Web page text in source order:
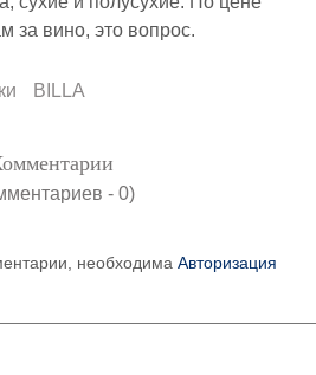
за вино, это вопрос.
BILLA
- 0)
необходима Авторизация